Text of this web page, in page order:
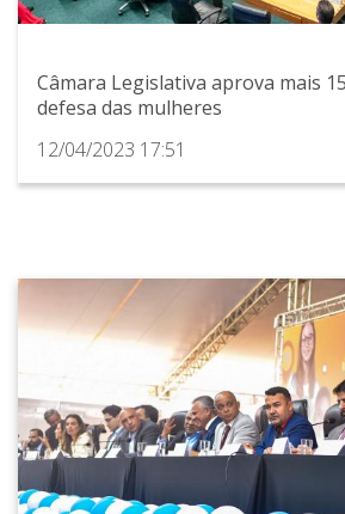
Câmara Legislativa aprova mais
defesa das mulheres
12/04/2023 17:51